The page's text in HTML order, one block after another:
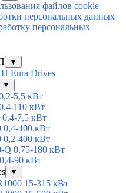
файлов cookie
персональных данных
персональных
▼
Eura Drives
▼
5,5 кВт
110 кВт
7,5 кВт
400 кВт
400 кВт
Q 0,75-180 кВт
90 кВт
▼
15-315 кВт